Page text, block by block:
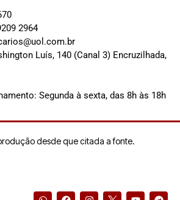
2964
Luís, 140 (Canal 3) Encruzilhada,
Segunda à sexta, das 8h às 18h
desde que citada a fonte.